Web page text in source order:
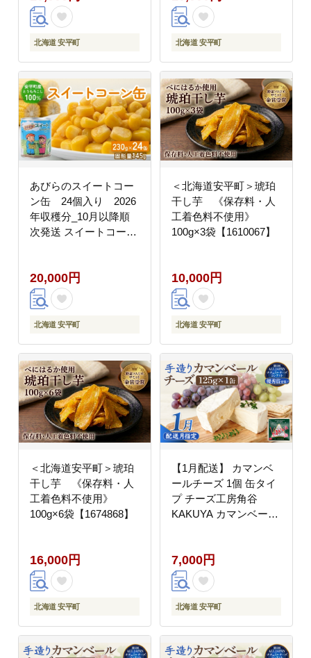
北海道 安平町 北海道 安平町
あびらのスイートコー
ン缶 24個入り 2026
年収穫分_10月以降順
次発送 スイートコーン
使用 缶詰 国産 北海道
安平町 人気 おすすめ
送料無料 プレゼント 贈
答 ギフト【1031862】
20,000円
北海道 安平町
＜北海道安平町＞琥珀
干し芋 《保存料・人
工着色料不使用》
100g×3袋【1610067】
10,000円
北海道 安平町
＜北海道安平町＞琥珀
干し芋 《保存料・人
工着色料不使用》
100g×6袋【1674868】
16,000円
北海道 安平町
【1月配送】 カマンベ
ールチーズ 1個 缶タイ
プ チーズ工房角谷
KAKUYA カマンベール
7,000円
北海道 安平町